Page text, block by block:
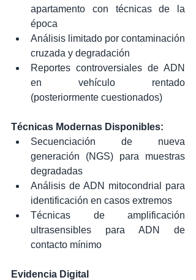
apartamento con técnicas de la
época
Análisis limitado por contaminación
cruzada y degradación
Reportes controversiales de ADN
en vehículo rentado
(posteriormente cuestionados)
Técnicas Modernas Disponibles:
Secuenciación de nueva
generación (NGS) para muestras
degradadas
Análisis de ADN mitocondrial para
identificación en casos extremos
Técnicas de amplificación
ultrasensibles para ADN de
contacto mínimo
Evidencia Digital